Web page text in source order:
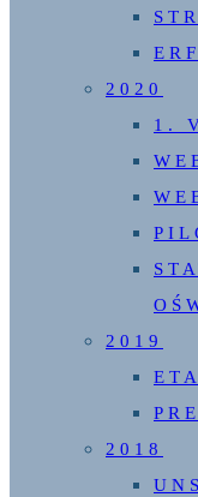
2020
1.
2019
2018